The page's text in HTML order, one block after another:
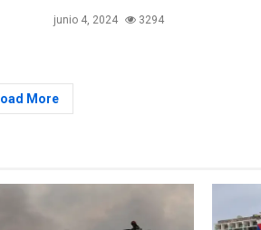
junio 4, 2024 3294
More